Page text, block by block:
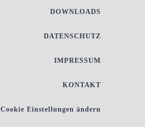
DOWNLOADS
DATENSCHUTZ
IMPRESSUM
KONTAKT
Cookie Einstellungen ändern